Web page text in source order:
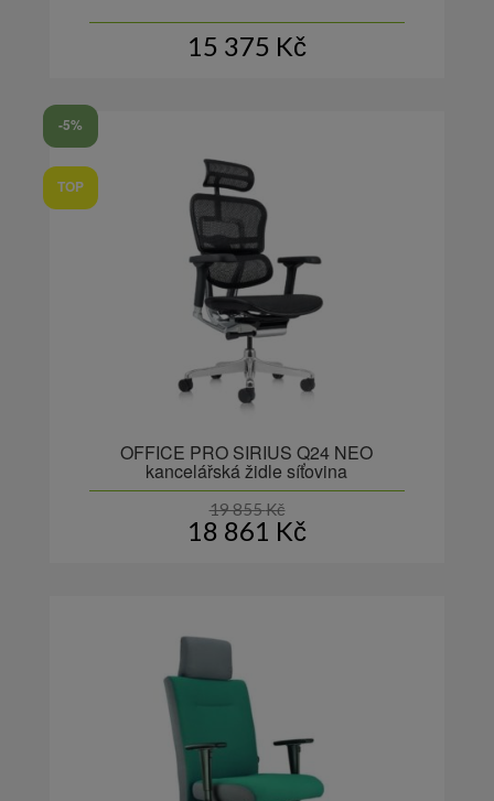
15 375 Kč
-5%
TOP
OFFICE PRO SIRIUS Q24 NEO
kancelářská židle síťovina
19 855Kč
18 861 Kč